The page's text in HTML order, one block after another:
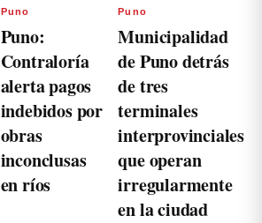
Puno
Puno:
Contraloría
alerta pagos
indebidos por
obras
inconclusas
en ríos
Puno
Municipalidad
de Puno detrás
de tres
terminales
interprovinciales
que operan
irregularmente
en la ciudad